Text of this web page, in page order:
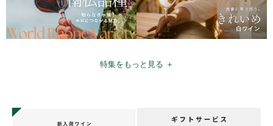
特集をもっと見る ＋